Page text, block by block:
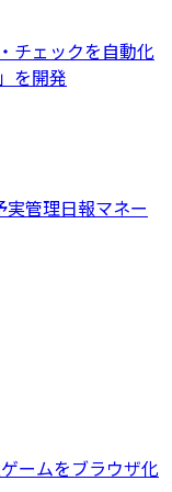
チェックを自動化
を開発
実管理日報マネー
ームをブラウザ化